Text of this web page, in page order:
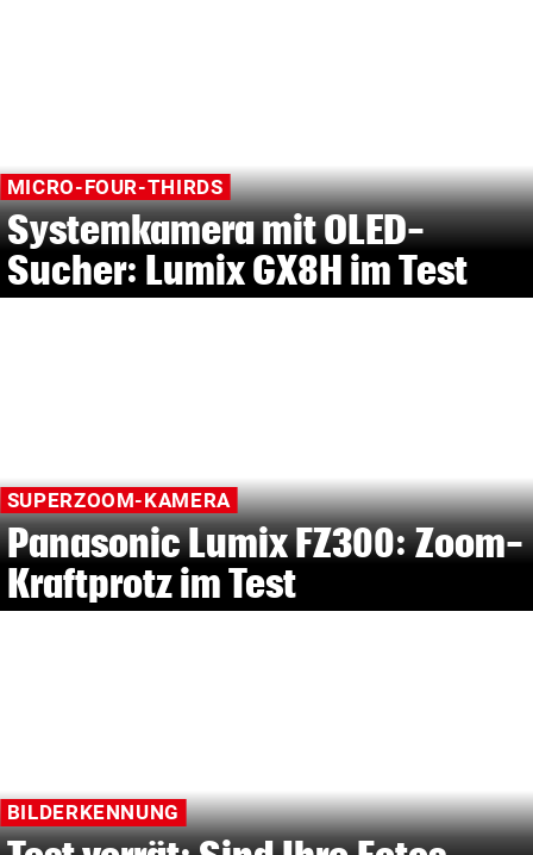
MICRO-FOUR-THIRDS
Systemkamera mit OLED-
Sucher: Lumix GX8H im Test
SUPERZOOM-KAMERA
Panasonic Lumix FZ300: Zoom-
Kraftprotz im Test
BILDERKENNUNG